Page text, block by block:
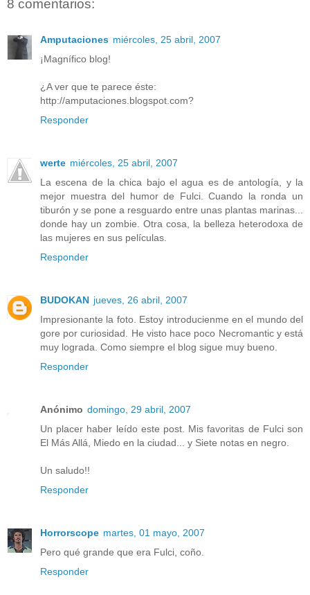
8 comentarios:
Amputaciones miércoles, 25 abril, 2007
¡Magnífico blog!
¿A ver que te parece éste:
http://amputaciones.blogspot.com?
Responder
werte miércoles, 25 abril, 2007
La escena de la chica bajo el agua es de antología, y la
mejor muestra del humor de Fulci. Cuando la ronda un
tiburón y se pone a resguardo entre unas plantas marinas...
donde hay un zombie. Otra cosa, la belleza heterodoxa de
las mujeres en sus películas.
Responder
BUDOKAN jueves, 26 abril, 2007
Impresionante la foto. Estoy introducienme en el mundo del
gore por curiosidad. He visto hace poco Necromantic y está
muy lograda. Como siempre el blog sigue muy bueno.
Responder
Anónimo domingo, 29 abril, 2007
Un placer haber leído este post. Mis favoritas de Fulci son
El Más Allá, Miedo en la ciudad... y Siete notas en negro.
Un saludo!!
Responder
Horrorscope martes, 01 mayo, 2007
Pero qué grande que era Fulci, coño.
Responder